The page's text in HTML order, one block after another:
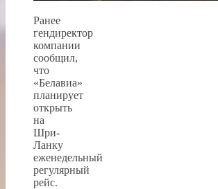
Ранее
гендиректор
компании
сообщил,
что
«Белавиа»
планирует
открыть
на
Шри-
Ланку
еженедельный
регулярный
рейс.